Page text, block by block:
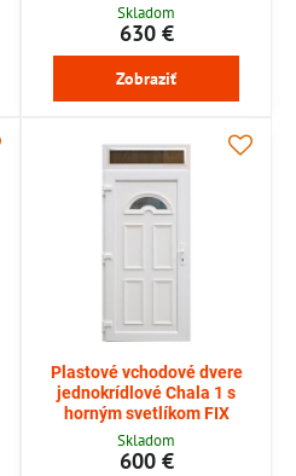
Skladom
630 €
Zobraziť
Plastové vchodové dvere
jednokrídlové Chala 1 s
horným svetlíkom FIX
Skladom
600 €